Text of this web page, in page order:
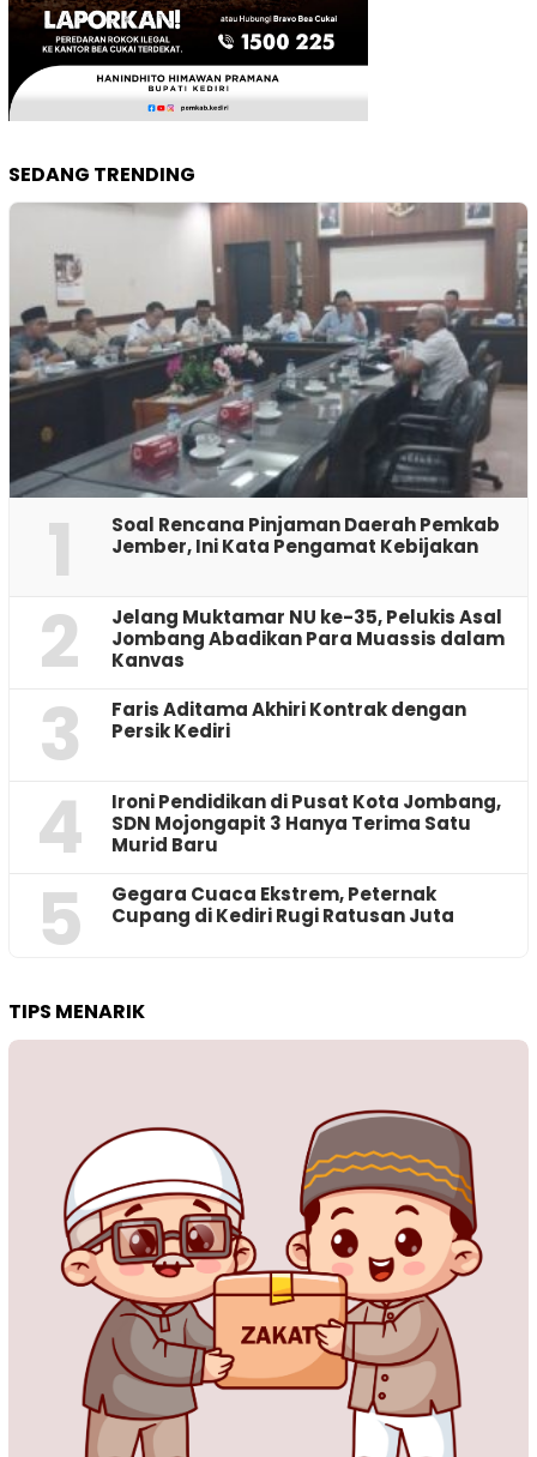
SEDANG TRENDING
1
‎Soal Rencana Pinjaman Daerah Pemkab
Jember, Ini Kata Pengamat Kebijakan ‎
2
Jelang Muktamar NU ke-35, Pelukis Asal
Jombang Abadikan Para Muassis dalam
Kanvas
3
Faris Aditama Akhiri Kontrak dengan
Persik Kediri
4
Ironi Pendidikan di Pusat Kota Jombang,
SDN Mojongapit 3 Hanya Terima Satu
Murid Baru
5
‎Gegara Cuaca Ekstrem, Peternak
Cupang di Kediri Rugi Ratusan Juta
TIPS MENARIK